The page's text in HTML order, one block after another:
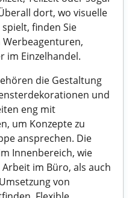
dort, wo visuelle
finden Sie
Werbeagenturen,
im Einzelhandel.
die Gestaltung
und
eng mit
um Konzepte zu
ansprechen. Die
Innenbereich, wie
im Büro, als auch
von